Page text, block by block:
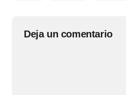
Deja un comentario